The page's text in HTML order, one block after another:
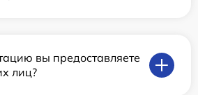
вы предоставляете
лиц?